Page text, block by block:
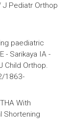
J Pediatr Orthop
paediatric
- Sarikaya IA -
Child Orthop.
1863-
With
Shortening